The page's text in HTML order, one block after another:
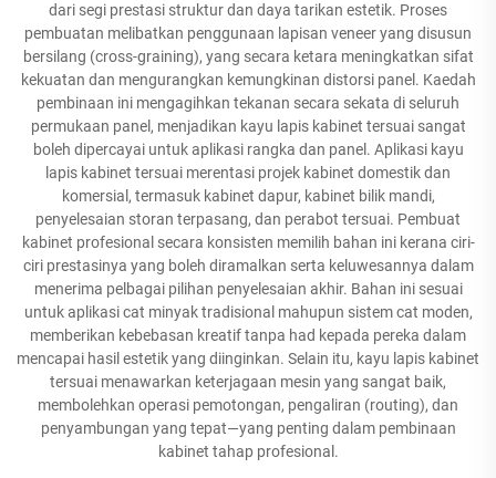
dari segi prestasi struktur dan daya tarikan estetik. Proses
pembuatan melibatkan penggunaan lapisan veneer yang disusun
bersilang (cross-graining), yang secara ketara meningkatkan sifat
kekuatan dan mengurangkan kemungkinan distorsi panel. Kaedah
pembinaan ini mengagihkan tekanan secara sekata di seluruh
permukaan panel, menjadikan kayu lapis kabinet tersuai sangat
boleh dipercayai untuk aplikasi rangka dan panel. Aplikasi kayu
lapis kabinet tersuai merentasi projek kabinet domestik dan
komersial, termasuk kabinet dapur, kabinet bilik mandi,
penyelesaian storan terpasang, dan perabot tersuai. Pembuat
kabinet profesional secara konsisten memilih bahan ini kerana ciri-
ciri prestasinya yang boleh diramalkan serta keluwesannya dalam
menerima pelbagai pilihan penyelesaian akhir. Bahan ini sesuai
untuk aplikasi cat minyak tradisional mahupun sistem cat moden,
memberikan kebebasan kreatif tanpa had kepada pereka dalam
mencapai hasil estetik yang diinginkan. Selain itu, kayu lapis kabinet
tersuai menawarkan keterjagaan mesin yang sangat baik,
membolehkan operasi pemotongan, pengaliran (routing), dan
penyambungan yang tepat—yang penting dalam pembinaan
kabinet tahap profesional.